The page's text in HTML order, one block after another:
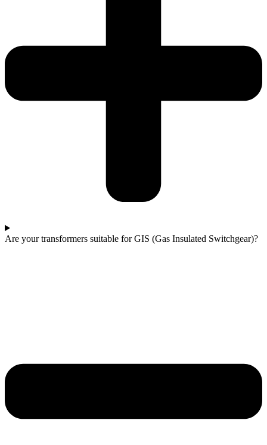
Are your transformers suitable for GIS (Gas Insulated Switchgear)?